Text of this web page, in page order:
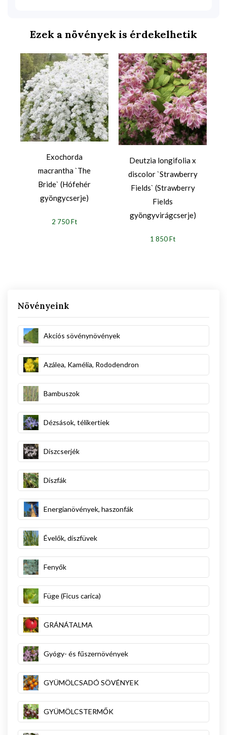
Növényeink
Akciós sövénynövények
Azálea, Kamélia, Rododendron
Bambuszok
Dézsások, télikertiek
Díszcserjék
Díszfák
Energianövények, haszonfák
Évelők, díszfüvek
Fenyők
Füge (Ficus carica)
GRÁNÁTALMA
Gyógy- és fűszernövények
GYÜMÖLCSADÓ SÖVÉNYEK
GYÜMÖLCSTERMŐK
Ezek a növények is érdekelhetik
Exochorda
macrantha `The
Bride` (Hófehér
gyöngycserje)
2 750 Ft
Deutzia longifolia x
discolor `Strawberry
Fields` (Strawberry
Fields
gyöngyvirágcserje)
1 850 Ft